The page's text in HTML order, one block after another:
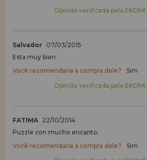
Opinião verificada pela EKOMI
Salvador
07/03/2015
Esta muy bien
Você recomendaria a compra dele?
Sim
Opinião verificada pela EKOMI
FATIMA 22/10/2014
Puzzle con mucho encanto.
Você recomendaria a compra dele?
Sim